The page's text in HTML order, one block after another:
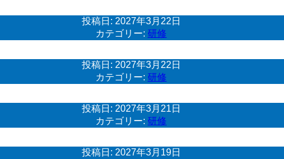
投稿日: 2027年3月22日
カテゴリー: 研修
投稿日: 2027年3月22日
カテゴリー: 研修
投稿日: 2027年3月21日
カテゴリー: 研修
投稿日: 2027年3月19日